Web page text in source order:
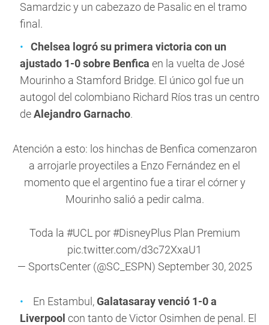
Samardzic y un cabezazo de Pasalic en el tramo
final.
Chelsea logró su primera victoria con un
ajustado 1-0 sobre Benfica en la vuelta de José
Mourinho a Stamford Bridge. El único gol fue un
autogol del colombiano Richard Ríos tras un centro
deAlejandro Garnacho.
Atención a esto: los hinchas de Benfica comenzaron
a arrojarle proyectiles a Enzo Fernández en el
momento que el argentino fue a tirar el córner y
Mourinho salió a pedir calma.
Toda la #UCL por#DisneyPlus Plan Premium
pic.twitter.com/d3c72XxaU1
— SportsCenter (@SC_ESPN) September 30, 2025
En Estambul,Galatasaray venció 1-0 a
Liverpool con tanto de Victor Osimhen de penal. El